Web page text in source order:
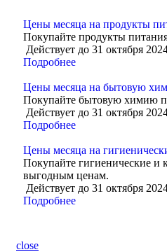
Цены месяца на продукты
Покупайте продукты
Действует до 31 октября
Подробнее
Цены месяца на бытовую
Покупайте бытовую химию
Действует до 31 октября
Подробнее
Цены месяца на
Покупайте гигиенические и
выгодным ценам.
Действует до 31 октября
Подробнее
close